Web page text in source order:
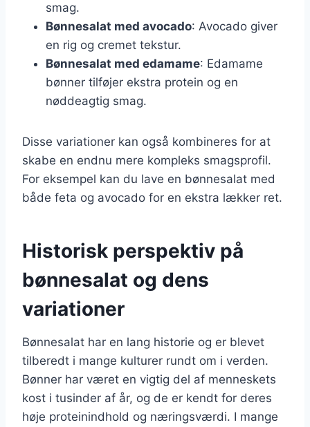
smag.
Bønnesalat med avocado: Avocado giver
en rig og cremet tekstur.
Bønnesalat med edamame: Edamame
bønner tilføjer ekstra protein og en
nøddeagtig smag.
Disse variationer kan også kombineres for at
skabe en endnu mere kompleks smagsprofil.
For eksempel kan du lave en bønnesalat med
både feta og avocado for en ekstra lækker ret.
Historisk perspektiv på
bønnesalat og dens
variationer
Bønnesalat har en lang historie og er blevet
tilberedt i mange kulturer rundt om i verden.
Bønner har været en vigtig del af menneskets
kost i tusinder af år, og de er kendt for deres
høje proteinindhold og næringsværdi. I mange